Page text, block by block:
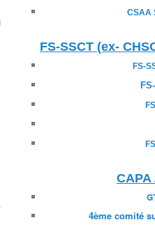
CSAA
FS-SSCT (ex-
FS-
CAPA
4ème comité